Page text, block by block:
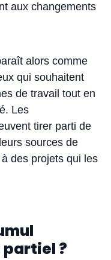
aux changements
alors comme
qui souhaitent
de travail tout en
Les
tirer parti de
sources de
des projets qui les
?